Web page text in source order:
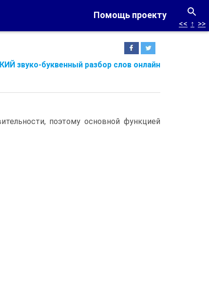
Помощь проекту
звуко-буквенный разбор слов онлайн
<< ↑ >>
поэтому основной функцией